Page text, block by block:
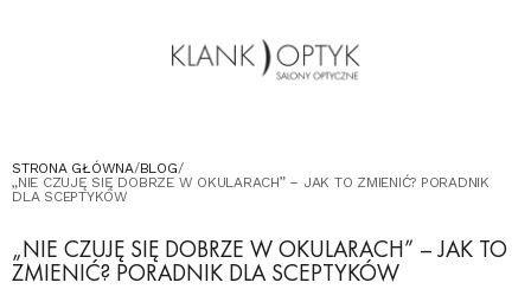
OKULARY DLA DZIECI
KONTAKT
UMÓW WIZYTĘ W SALONIE
STRONA GŁÓWNA/BLOG/
„NIE CZUJĘ SIĘ DOBRZE W OKULARACH” – JAK TO ZMIENIĆ? PORADNIK
DLA SCEPTYKÓW
„NIE CZUJĘ SIĘ DOBRZE W OKULARACH” – JAK TO
ZMIENIĆ? PORADNIK DLA SCEPTYKÓW